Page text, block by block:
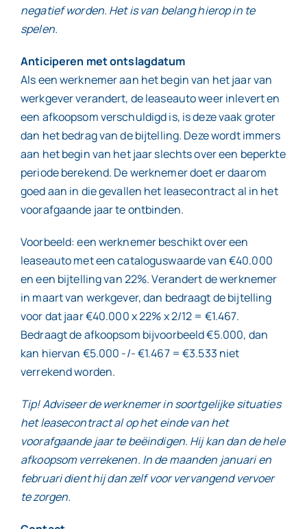
negatief worden. Het is van belang hierop in te
spelen.
Anticiperen met ontslagdatum
Als een werknemer aan het begin van het jaar van
werkgever verandert, de leaseauto weer inlevert en
een afkoopsom verschuldigd is, is deze vaak groter
dan het bedrag van de bijtelling. Deze wordt immers
aan het begin van het jaar slechts over een beperkte
periode berekend. De werknemer doet er daarom
goed aan in die gevallen het leasecontract al in het
voorafgaande jaar te ontbinden.
Voorbeeld: een werknemer beschikt over een
leaseauto met een cataloguswaarde van €40.000
en een bijtelling van 22%. Verandert de werknemer
in maart van werkgever, dan bedraagt de bijtelling
voor dat jaar €40.000 x 22% x 2/12 = €1.467.
Bedraagt de afkoopsom bijvoorbeeld €5.000, dan
kan hiervan €5.000 -/- €1.467 = €3.533 niet
verrekend worden.
Tip! Adviseer de werknemer in soortgelijke situaties
het leasecontract al op het einde van het
voorafgaande jaar te beëindigen. Hij kan dan de hele
afkoopsom verrekenen. In de maanden januari en
februari dient hij dan zelf voor vervangend vervoer
te zorgen.